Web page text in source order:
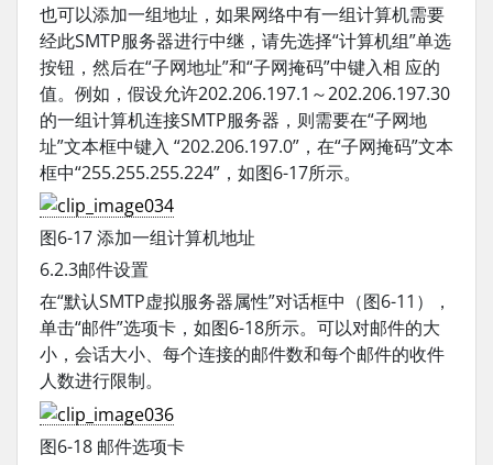
也可以添加一组地址，如果网络中有一组计算机需要
经此SMTP服务器进行中继，请先选择“计算机组”单选
按钮，然后在“子网地址”和“子网掩码”中键入相 应的
值。例如，假设允许202.206.197.1～202.206.197.30
的一组计算机连接SMTP服务器，则需要在“子网地
址”文本框中键入 “202.206.197.0”，在“子网掩码”文本
框中“255.255.255.224”，如图6-17所示。
图6-17 添加一组计算机地址
6.2.3邮件设置
在“默认SMTP虚拟服务器属性”对话框中（图6-11），
单击“邮件”选项卡，如图6-18所示。可以对邮件的大
小，会话大小、每个连接的邮件数和每个邮件的收件
人数进行限制。
图6-18 邮件选项卡